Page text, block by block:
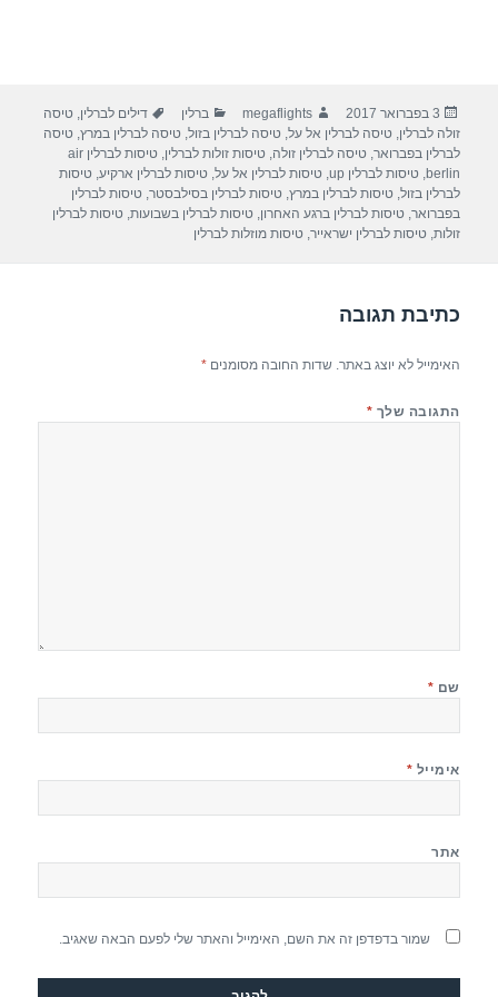
פורסם
בתאריך
3 בפברואר 2017 מחבר
megaflights קטגוריות
ברלין תגיות
דילים לברלין,טיסה
זולה לברלין,טיסה לברלין אל על,טיסה לברלין בזול,טיסה לברלין במרץ,טיסה
לברלין בפברואר,טיסה לברלין זולה,טיסות זולות לברלין,
טיסות לברלין air
berlin
,טיסות לברלין up ,טיסות לברלין אל על,טיסות לברלין ארקיע,טיסות
לברלין בזול,טיסות לברלין במרץ,טיסות לברלין בסילבסטר,טיסות לברלין
בפברואר,טיסות לברלין ברגע האחרון,טיסות לברלין בשבועות,טיסות לברלין
זולות,טיסות לברלין ישראייר,טיסות מוזלות לברלין
כתיבת תגובה
האימייל לא יוצג באתר. שדות החובה מסומנים*
התגובה שלך *
שם *
אימייל *
אתר
שמור בדפדפן זה את השם, האימייל והאתר שלי לפעם הבאה שאגיב.